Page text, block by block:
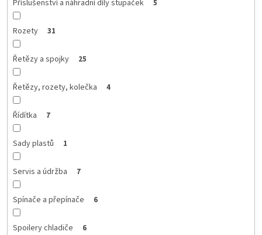
Příslušenství a náhradní díly stupaček 5
Rozety 31
Řetězy a spojky 25
Řetězy, rozety, kolečka 4
Řídítka 7
Sady plastů 1
Servis a údržba 7
Spínače a přepínače 6
Spoilery chladiče 6